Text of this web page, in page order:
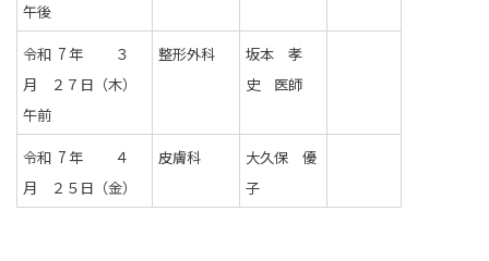
午後
令和 7 年 ３
月 ２７日（木）
午前
整形外科
坂本 孝
史 医師
令和 7 年 ４
月 ２５日（金）
皮膚科
大久保 優
子